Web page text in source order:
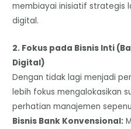
membiayai inisiatif strategis
digital.
​2. Fokus pada Bisnis Inti
Digital)
​Dengan tidak lagi menjadi
lebih fokus mengalokasikan
perhatian manajemen
​Bisnis Bank Konvensional: